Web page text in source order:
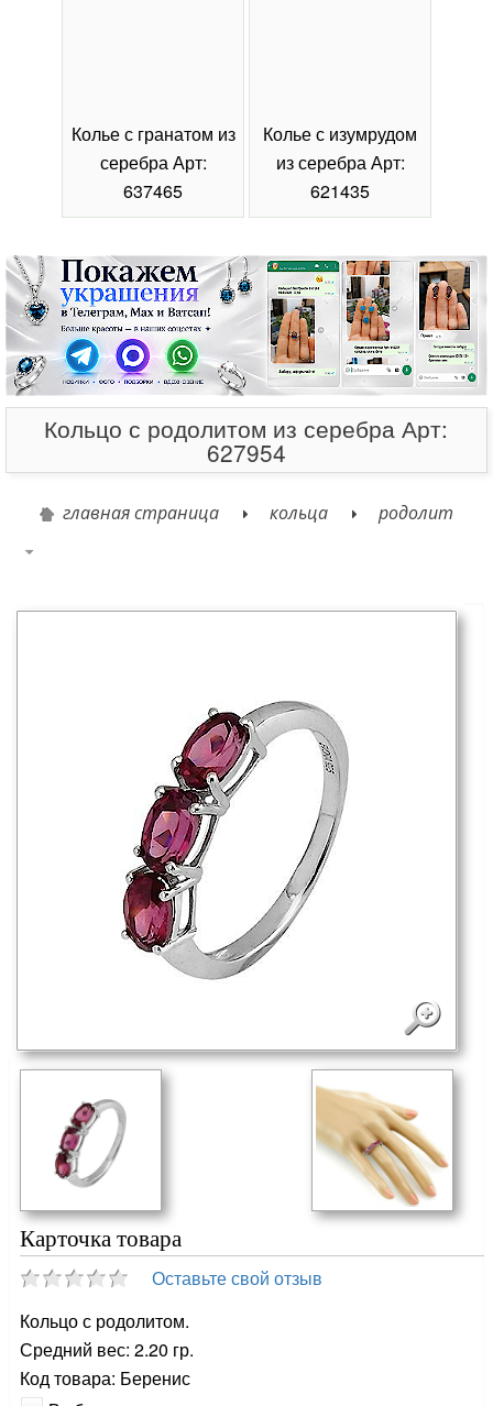
Колье с гранатом из
серебра Арт:
637465
Колье с изумрудом
из серебра Арт:
621435
Кольцо с родолитом из серебра Арт:
627954
главная страница кольца родолит
Карточка товара
Оставьте свой отзыв
Кольцо с родолитом.
Средний вес: 2.20 гр.
Код товара: Беренис